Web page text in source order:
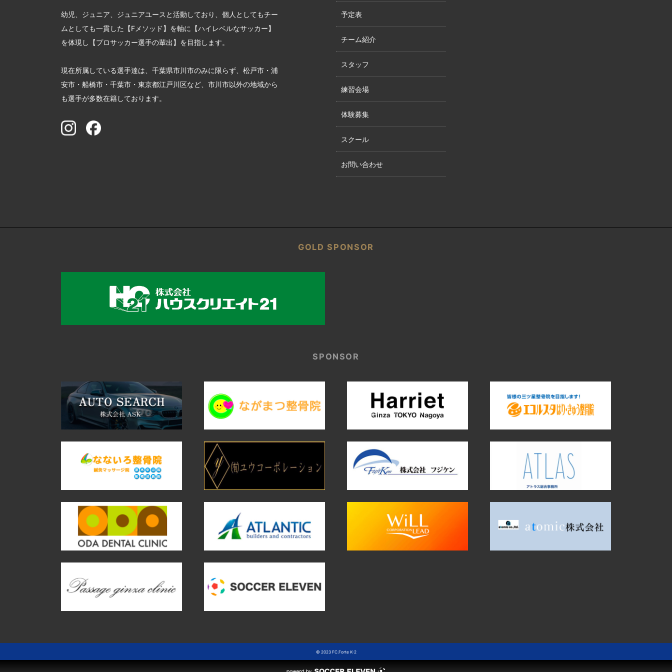
幼児、ジュニア、ジュニアユースと活動しており、個人としてもチー
ムとしても一貫した【Fメソッド】を軸に【ハイレベルなサッカー】
を体現し【プロサッカー選手の輩出】を目指します。
現在所属している選手達は、千葉県市川市のみに限らず、松戸市・浦
安市・船橋市・千葉市・東京都江戸川区など、市川市以外の地域から
も選手が多数在籍しております。
予定表
チーム紹介
スタッフ
練習会場
体験募集
スクール
お問い合わせ
GOLD SPONSOR
SPONSOR
© 2023 FC.Forte K-2